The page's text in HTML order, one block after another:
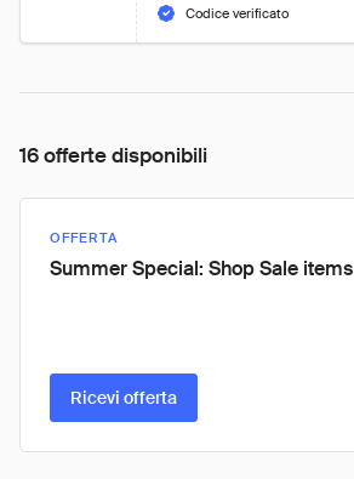
Codice verificato
16 offerte disponibili
OFFERTA
Summer Special: Shop Sale items
Ricevi offerta